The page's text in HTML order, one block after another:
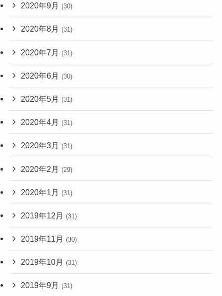
2020年9月 (30)
2020年8月 (31)
2020年7月 (31)
2020年6月 (30)
2020年5月 (31)
2020年4月 (31)
2020年3月 (31)
2020年2月 (29)
2020年1月 (31)
2019年12月 (31)
2019年11月 (30)
2019年10月 (31)
2019年9月 (31)